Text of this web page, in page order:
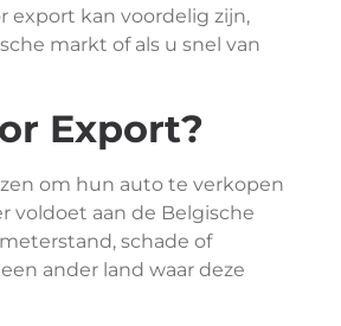
export kan voordelig zijn,
markt of als u snel van
Export?
om hun auto te verkopen
voldoet aan de Belgische
schade of
ander land waar deze